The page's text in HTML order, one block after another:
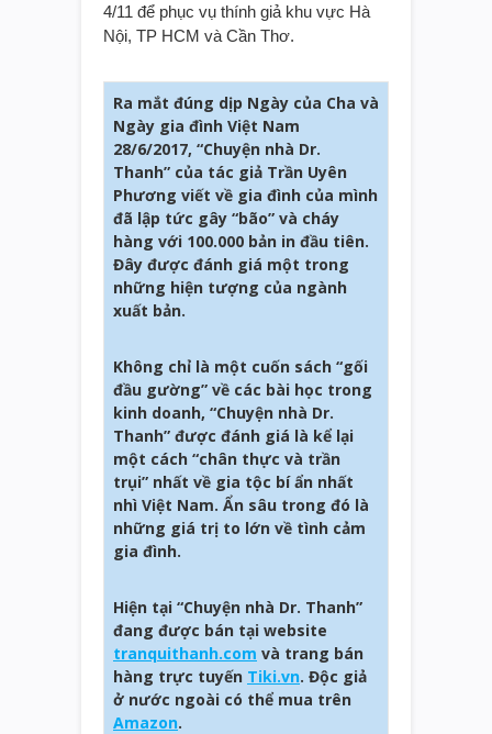
4/11 để phục vụ thính giả khu vực Hà
Nội, TP HCM và Cần Thơ.
Ra mắt đúng dịp Ngày của Cha và
Ngày gia đình Việt Nam
28/6/2017, “Chuyện nhà Dr.
Thanh” của tác giả Trần Uyên
Phương viết về gia đình của mình
đã lập tức gây “bão” và cháy
hàng với 100.000 bản in đầu tiên.
Đây được đánh giá một trong
những hiện tượng của ngành
xuất bản.
Không chỉ là một cuốn sách “gối
đầu gường” về các bài học trong
kinh doanh, “Chuyện nhà Dr.
Thanh” được đánh giá là kể lại
một cách “chân thực và trần
trụi” nhất về gia tộc bí ẩn nhất
nhì Việt Nam. Ẩn sâu trong đó là
những giá trị to lớn về tình cảm
gia đình.
Hiện tại “Chuyện nhà Dr. Thanh”
đang được bán tại website
tranquithanh.com và trang bán
hàng trực tuyến Tiki.vn. Độc giả
ở nước ngoài có thể mua trên
Amazon.